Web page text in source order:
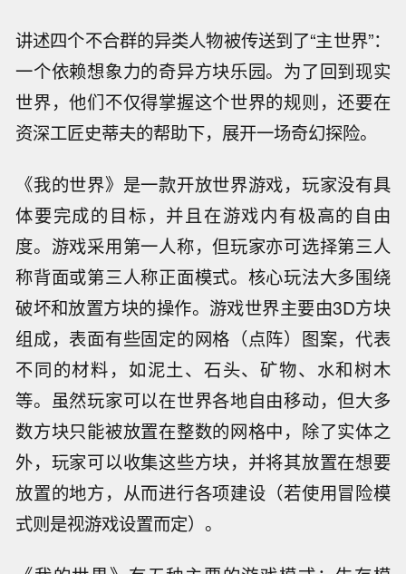
讲述四个不合群的异类人物被传送到了“主世界”：
一个依赖想象力的奇异方块乐园。为了回到现实
世界，他们不仅得掌握这个世界的规则，还要在
资深工匠史蒂夫的帮助下，展开一场奇幻探险。
《我的世界》是一款开放世界游戏，玩家没有具
体要完成的目标，并且在游戏内有极高的自由
度。游戏采用第一人称，但玩家亦可选择第三人
称背面或第三人称正面模式。核心玩法大多围绕
破坏和放置方块的操作。游戏世界主要由3D方块
组成，表面有些固定的网格（点阵）图案，代表
不同的材料，如泥土、石头、矿物、水和树木
等。虽然玩家可以在世界各地自由移动，但大多
数方块只能被放置在整数的网格中，除了实体之
外，玩家可以收集这些方块，并将其放置在想要
放置的地方，从而进行各项建设（若使用冒险模
式则是视游戏设置而定）。